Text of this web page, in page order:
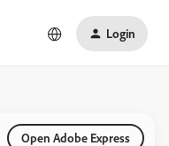
Login
Open Adobe Express